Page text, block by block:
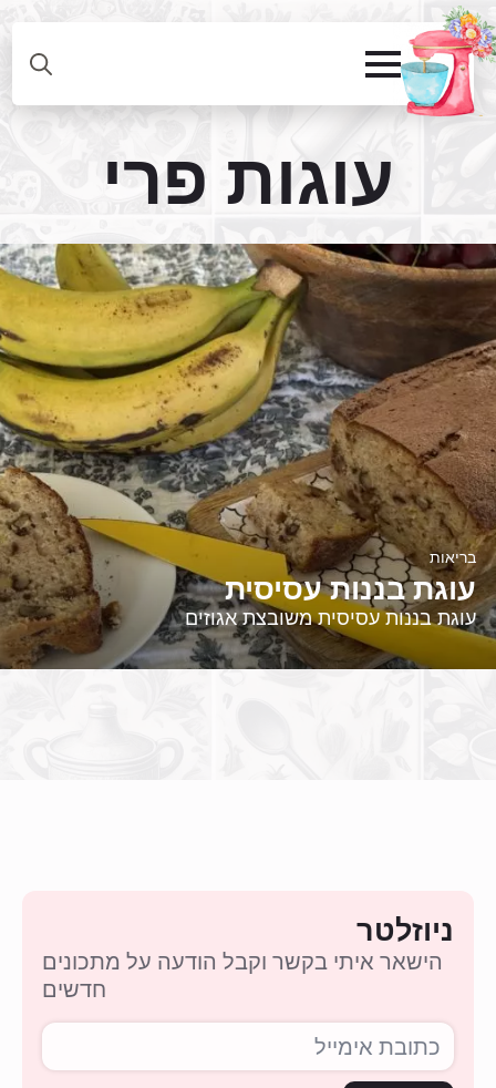
עוגות פרי
עוגת בננות עסיסית
בריאות
עוגת בננות עסיסית משובצת אגוזים
ניוזלטר
הישאר איתי בקשר וקבל הודעה על מתכונים
חדשים